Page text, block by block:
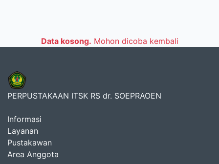
Data kosong. Mohon dicoba kembali
PERPUSTAKAAN ITSK RS dr. SOEPRAOEN
Informasi
Layanan
Pustakawan
Area Anggota